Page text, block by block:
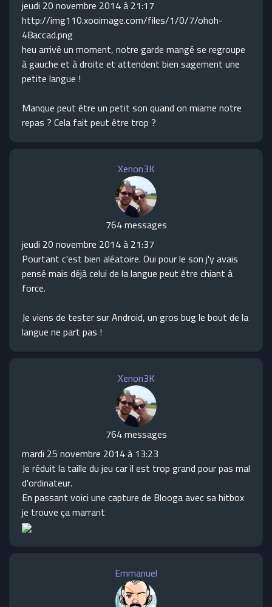
jeudi 20 novembre 2014 à 21:17
http://img110.xooimage.com/files/1/0/7/ohoh-
48accad.png
heu arrivé un moment, notre garde mangé se regroupe
à gauche et à droite et attendent bien sagement une
petite langue !
Manque peut être un petit son quand on miame notre
repas ? Cela fait peut être trop ?
Xenon3K
764 messages
jeudi 20 novembre 2014 à 21:37
Pourtant c'est bien aléatoire. Oui pour le son j'y avais
pensé mais déjà celui de la langue peut être chiant à
force.
Je viens de tester sur Android, un gros bug le bout de la
langue ne part pas !
Xenon3K
764 messages
mardi 25 novembre 2014 à 13:23
Je réduit la taille du jeu car il est trop grand pour pas mal
d'ordinateur.
En passant voici une capture de Blooga avec sa hitbox
je trouve ça marrant
Emmanuel